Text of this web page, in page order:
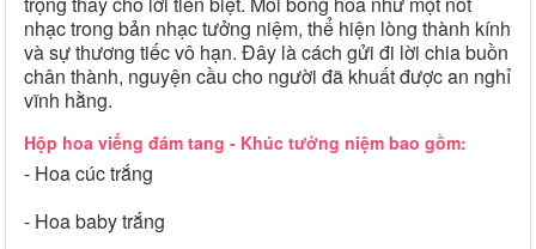
nhạc trong bản nhạc tưởng niệm, thể hiện lòng thành kính
và sự thương tiếc vô hạn. Đây là cách gửi đi lời chia buồn
chân thành, nguyện cầu cho người đã khuất được an nghỉ
vĩnh hằng.
Hộp hoa viếng đám tang - Khúc tưởng niệm bao gồm:
- Hoa cúc trắng
- Hoa baby trắng